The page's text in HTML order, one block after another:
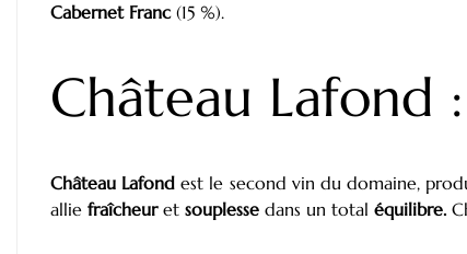
Cabernet Franc(15 %).
Château Lafond
Château Lafond est le second vin du domaine,
allie fraîcheuret souplesse dans un total équilibre.